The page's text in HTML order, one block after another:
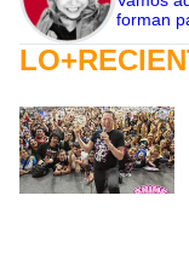
forman